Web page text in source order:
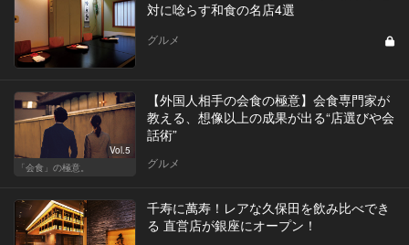
対に唸らす和食の名店4選
グルメ
Vol.5
「会食」の極意。
【外国人相手の会食の極意】会食専門家が
教える、想像以上の成果が出る“店選びや会
話術”
グルメ
千寿に萬寿！レアな久保田を飲み比べでき
る 直営店が銀座にオープン！